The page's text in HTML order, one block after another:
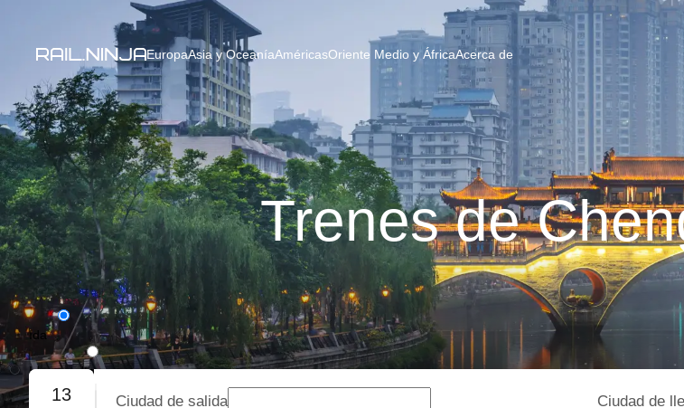
EuropaAsia y OceaníaAméricasOriente Medio y ÁfricaAcerca de
Trenes de
Ida
Ida y vuelta
13 Ciudad de salida Ciudad de